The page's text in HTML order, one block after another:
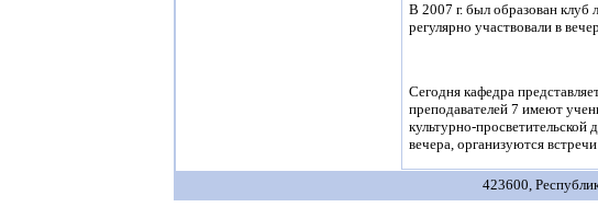
В 2007 г. был образован клуб
регулярно участвовали в
Сегодня кафедра
преподавателей 7 имеют
культурно-
вечера, организуются
423600,